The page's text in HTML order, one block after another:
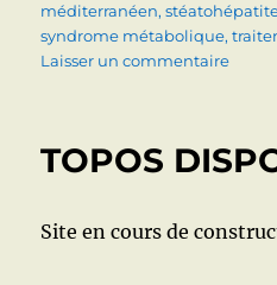
méditerranéen,
syndrome métabolique,
Laisser un commentairesur
non
gras
TOPOS
Site en cours de